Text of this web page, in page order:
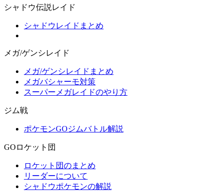
シャドウ伝説レイド
シャドウレイドまとめ
メガ/ゲンシレイド
メガ/ゲンシレイドまとめ
メガバシャーモ対策
スーパーメガレイドのやり方
ジム戦
ポケモンGOジムバトル解説
GOロケット団
ロケット団のまとめ
リーダーについて
シャドウポケモンの解説